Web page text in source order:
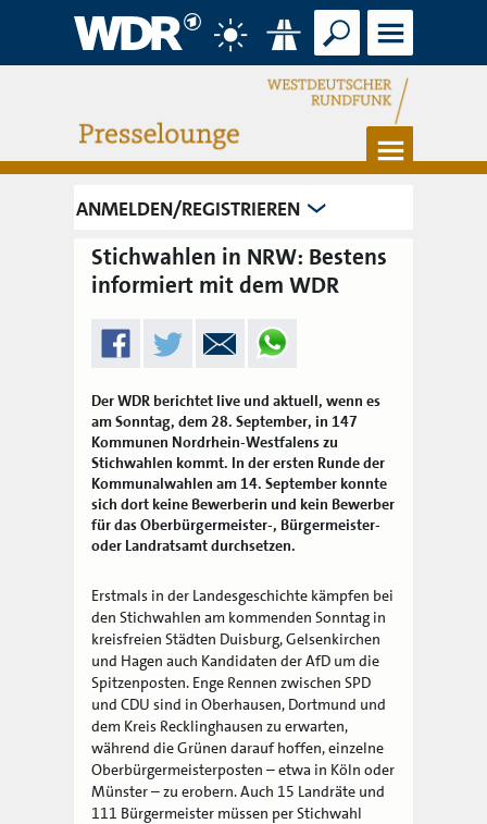
Verkehr
Suche Menü
Menü
ANMELDEN/REGISTRIEREN
Stichwahlen in NRW: Bestens
informiert mit dem WDR
Der WDR berichtet live und aktuell, wenn es
am Sonntag, dem 28. September, in 147
Kommunen Nordrhein-Westfalens zu
Stichwahlen kommt. In der ersten Runde der
Kommunalwahlen am 14. September konnte
sich dort keine Bewerberin und kein Bewerber
für das Oberbürgermeister-, Bürgermeister-
oder Landratsamt durchsetzen.
Erstmals in der Landesgeschichte kämpfen bei
den Stichwahlen am kommenden Sonntag in
kreisfreien Städten Duisburg, Gelsenkirchen
und Hagen auch Kandidaten der AfD um die
Spitzenposten. Enge Rennen zwischen SPD
und CDU sind in Oberhausen, Dortmund und
dem Kreis Recklinghausen zu erwarten,
während die Grünen darauf hoffen, einzelne
Oberbürgermeisterposten – etwa in Köln oder
Münster – zu erobern. Auch 15 Landräte und
111 Bürgermeister müssen per Stichwahl